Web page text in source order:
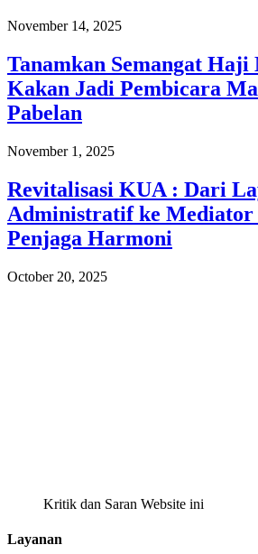
November 14, 2025
Tanamkan Semangat
Kakan Jadi Pembicara
Pabelan
November 1, 2025
Revitalisasi KUA : Dari
Administratif ke Mediator
Penjaga Harmoni
October 20, 2025
Kritik dan Saran Website ini
Layanan